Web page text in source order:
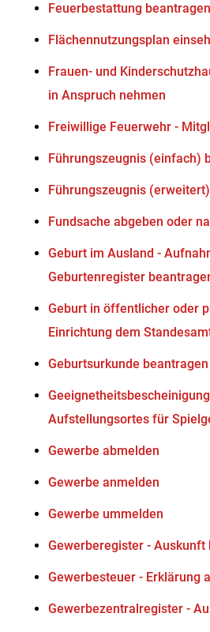
Feuerbestattung beantragen
Flächennutzungsplan
Frauen- und
in Anspruch nehmen
Freiwillige Feuerwehr -
Führungszeugnis (einfach)
Führungszeugnis
Fundsache abgeben oder
Geburt im Ausland -
Geburtenregister
Geburt in öffentlicher oder
Einrichtung dem
Geburtsurkunde beantragen
Aufstellungsortes für
Gewerbe abmelden
Gewerbe anmelden
Gewerbe ummelden
Gewerberegister - Auskunft
Gewerbesteuer - Erklärung
Gewerbezentralregister -